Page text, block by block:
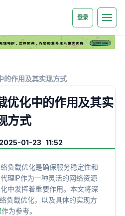
登录
的作用及其实现方式
优化中的作用及其实
方式
01-23 11:52
负载优化是确保服务稳定性和
理IP作为一种灵活的网络资源
中发挥着重要作用。本文将深
负载优化，以及具体的实现方
作为参考。